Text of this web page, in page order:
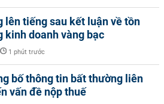
lên tiếng sau kết luận về tồn
kinh doanh vàng bạc
1 phút trước
bố thông tin bất thường liên
vấn đề nộp thuế